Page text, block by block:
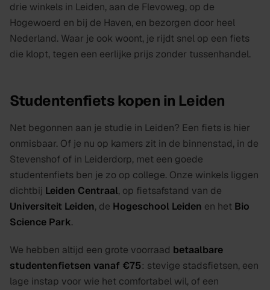
drie winkels in Leiden, aan de Flevoweg, op de
Hogewoerd en bij de Haven, en bezorgen door heel
Nederland. Waar je ook woont, je rijdt snel op een fiets
die klopt, tegen een eerlijke prijs zonder tussenhandel.
Studentenfiets kopen in Leiden
Net begonnen aan je studie in Leiden? Een fiets is hier
onmisbaar. Of je nu op kamers zit in de binnenstad, in de
Stevenshof of in Leiderdorp, met een goede
studentenfiets ben je zo op college. Onze winkels liggen
dichtbij Leiden Centraal, op fietsafstand van de
Universiteit Leiden, de Hogeschool Leiden en het Bio
Science Park.
We hebben altijd een grote voorraad betaalbare
studentenfietsen vanaf €75: stevige stadsfietsen, een
lage instap voor wie het comfortabel wil, of een